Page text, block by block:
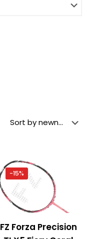
-15%
FZ Forza Precision